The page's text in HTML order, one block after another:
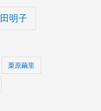
明子
栗原繭里